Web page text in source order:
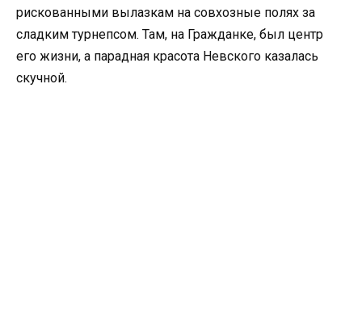
рискованными вылазкам на совхозные полях за
сладким турнепсом. Там, на Гражданке, был центр
его жизни, а парадная красота Невского казалась
скучной.